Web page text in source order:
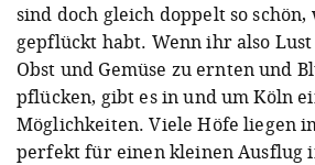
sind doch gleich doppelt so
gepflückt habt. Wenn ihr also
Obst und Gemüse zu ernten und
pflücken, gibt es in und um Köln
Möglichkeiten. Viele Höfe liegen
perfekt für einen kleinen Ausflug